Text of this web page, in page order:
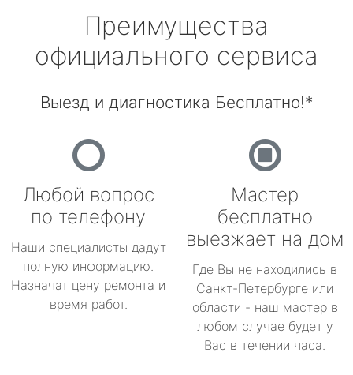
Преимущества
официального сервиса
Выезд и диагностика Бесплатно!*
Любой вопрос
по телефону
Наши специалисты дадут
полную информацию.
Назначат цену ремонта и
время работ.
Мастер
бесплатно
выезжает на дом
Где Вы не находились в
Санкт-Петербурге или
области - наш мастер в
любом случае будет у
Вас в течении часа.